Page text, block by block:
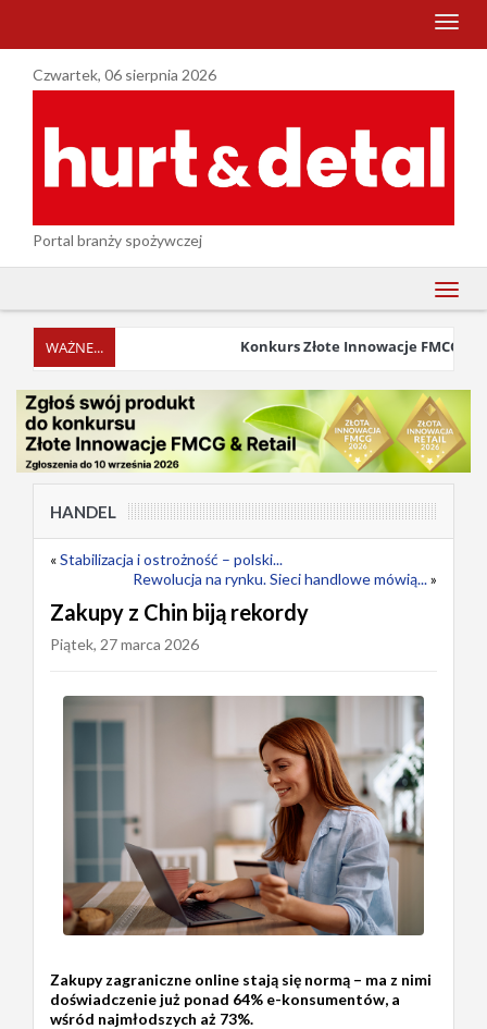
menu
Czwartek, 06 sierpnia 2026
Portal branży spożywczej
menu
Konkurs Złote Innowacje FMCG &
HANDEL
«Stabilizacja i ostrożność – polski...
Rewolucja na rynku. Sieci handlowe mówią...»
Zakupy z Chin biją rekordy
Piątek, 27 marca 2026
Zakupy zagraniczne online stają się normą – ma z nimi
doświadczenie już ponad 64% e-konsumentów, a
wśród najmłodszych aż 73%.